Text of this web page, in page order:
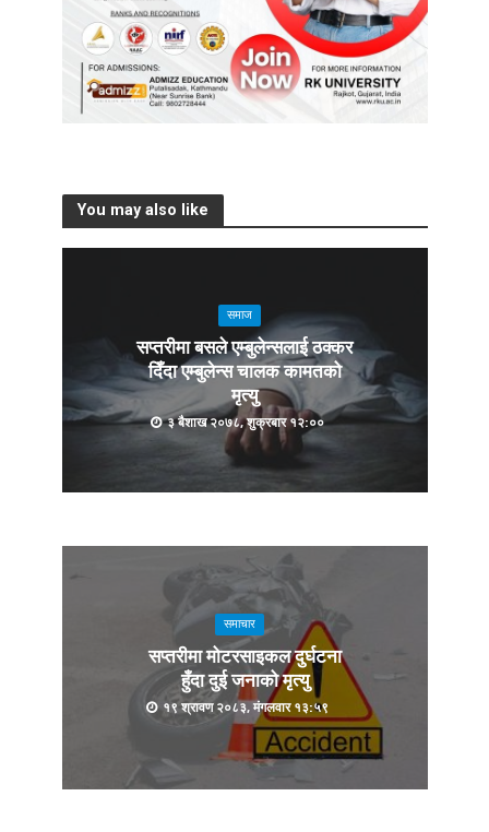
You may also like
समाज
सप्तरीमा बसले एम्बुलेन्सलाई ठक्कर
दिँदा एम्बुलेन्स चालक कामतको
मृत्यु
३ बैशाख २०७८, शुक्रबार १२:००
समाचार
सप्तरीमा मोटरसाइकल दुर्घटना
हुँदा दुई जनाको मृत्यु
१९ श्रावण २०८३, मंगलवार १३:५९